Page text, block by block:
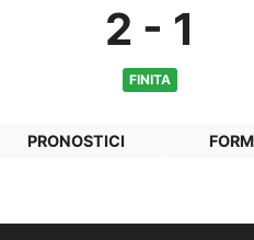
2 - 1
FINITA
PRONOSTICI